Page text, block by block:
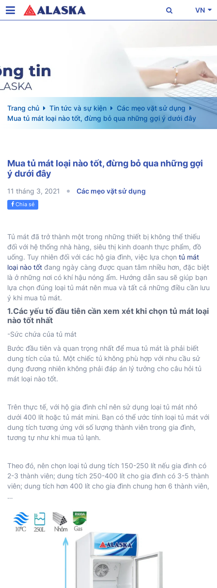
VN
Trang chủ Tin tức và sự kiện
Các mẹo vặt sử dụng
Mua tủ mát loại nào tốt, đừng bỏ qua những gợi ý dưới đây
Mua tủ mát loại nào tốt, đừng bỏ qua những gợi
ý dưới đây
11 tháng 3, 2021 Các mẹo vặt sử dụng
Chia sẻ
Tủ mát đã trở thành một trong những thiết bị không thể thiếu
đối với hệ thống nhà hàng, siêu thị kinh doanh thực phẩm, đồ
uống. Tuy nhiên đối với các hộ gia đình, việc lựa chọn tủ mát
loại nào tốt đang ngày càng được quan tâm nhiều hơn, đặc biệt
là ở những nơi có khí hậu nóng ẩm. Hướng dẫn sau sẽ giúp bạn
lựa chọn đúng loại tủ mát nên mua và tất cả những điều cần lưu
ý khi mua tủ mát.
1.Các yếu tố đầu tiên cần xem xét khi chọn tủ mát loại
nào tốt nhất
-Sức chứa của tủ mát
Bước đầu tiên và quan trọng nhất để mua tủ mát là phải biết
dung tích của tủ. Một chiếc tủ không phù hợp với nhu cầu sử
dụng đương nhiên không phải đáp án lý tưởng cho câu hỏi tủ
mát loại nào tốt.
Trên thực tế, với hộ gia đình chỉ nên sử dụng loại tủ mát nhỏ
dưới 400 lít hoặc tủ mát mini. Bạn có thể ước tính loại tủ mát với
dung tích tương ứng với số lượng thành viên trong gia đình,
tương tự như khi mua tủ lạnh.
Theo đó, nên chọn loại tủ dung tích 150-250 lít nếu gia đình có
2-3 thành viên; dung tích 250-400 lít cho gia đình có 3-5 thành
viên; dung tích hơn 400 lít cho gia đình chung hơn 6 thành viên,
…